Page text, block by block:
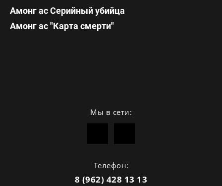
Амонг ас Серийный убийца
Амонг ас "Карта смерти"
Мы в сети:
Телефон:
8 (962) 428 13 13